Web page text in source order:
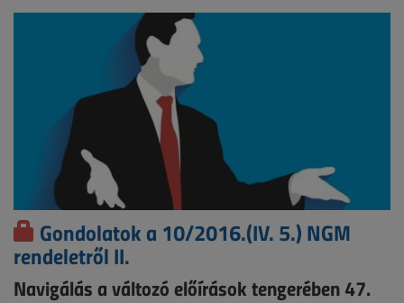
Gondolatok a 10/2016.(IV. 5.) NGM
rendeletről II.
Navigálás a változó előírások tengerében 47.